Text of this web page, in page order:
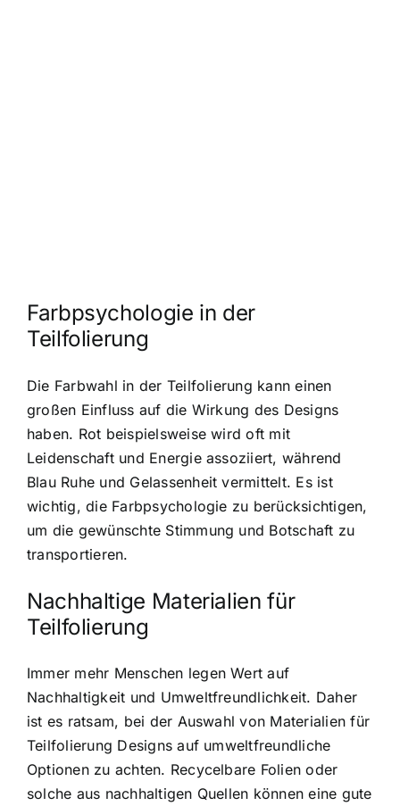
Farbpsychologie in der
Teilfolierung
Die Farbwahl in der Teilfolierung kann einen
großen Einfluss auf die Wirkung des Designs
haben. Rot beispielsweise wird oft mit
Leidenschaft und Energie assoziiert, während
Blau Ruhe und Gelassenheit vermittelt. Es ist
wichtig, die Farbpsychologie zu berücksichtigen,
um die gewünschte Stimmung und Botschaft zu
transportieren.
Nachhaltige Materialien für
Teilfolierung
Immer mehr Menschen legen Wert auf
Nachhaltigkeit und Umweltfreundlichkeit. Daher
ist es ratsam, bei der Auswahl von Materialien für
Teilfolierung Designs auf umweltfreundliche
Optionen zu achten. Recycelbare Folien oder
solche aus nachhaltigen Quellen können eine gute